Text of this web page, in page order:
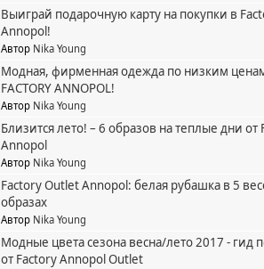
Выиграй подарочную карту на покупки в
Annopol!
Автор Nika Young
Модная, фирменная одежда по низким
FACTORY ANNOPOL!
Автор Nika Young
Близится лето! – 6 образов на теплые дни от
Annopol
Автор Nika Young
Factory Outlet Annopol: белая рубашка в 5
образах
Автор Nika Young
Модные цвета сезона весна/лето 2017 - гид
от Factory Annopol Outlet